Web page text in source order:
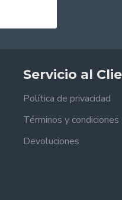
Servicio al
Política de privacidad
Términos y condiciones
Devoluciones